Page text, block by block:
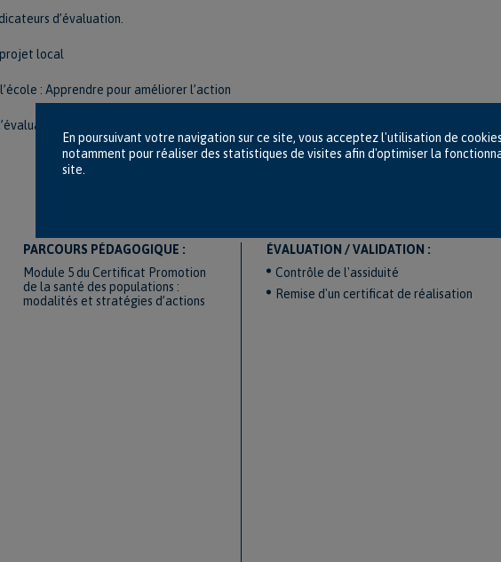
d’évaluation.
projet local
: Apprendre pour améliorer l’action
d’un dispositif de mobilisation intersectorielle
PARCOURS PÉDAGOGIQUE :
Module 5 du Certificat Promotion
de la santé des populations :
modalités et stratégies d’actions
ÉVALUATION / VALIDATION :
Contrôle de l'assiduité
Remise d'un certificat de réalisation
En poursuivant votre navigation sur ce site, vous acceptez l'utilisation de
notamment pour réaliser des statistiques de visites afin d'optimiser la
site.